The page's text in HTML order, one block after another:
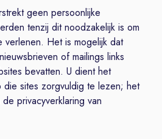
geen persoonlijke
tenzij dit noodzakelijk is om
verlenen. Het is mogelijk dat
of mailings links
bevatten. U dient het
die sites zorgvuldig te lezen; het
privacyverklaring van